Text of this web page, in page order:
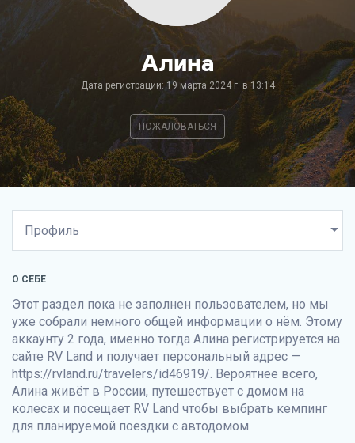
Алина
Дата регистрации: 19 марта 2024 г. в 13:14
ПОЖАЛОВАТЬСЯ
О СЕБЕ
Этот раздел пока не заполнен пользователем, но мы
уже собрали немного общей информации о нём. Этому
аккаунту 2 года, именно тогда Алина регистрируется на
сайте RV Land и получает персональный адрес —
https://rvland.ru/travelers/id46919/. Вероятнее всего,
Алина живёт в России, путешествует с домом на
колесах и посещает RV Land чтобы выбрать кемпинг
для планируемой поездки с автодомом.